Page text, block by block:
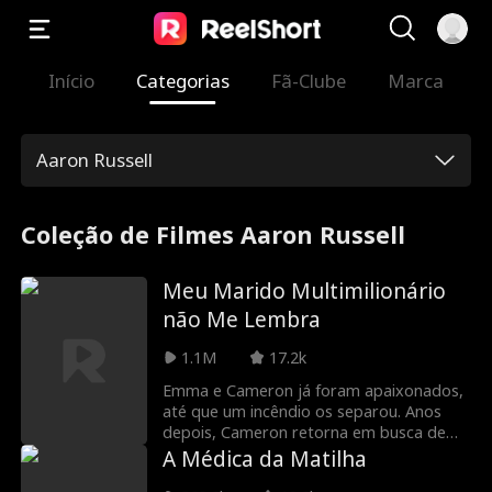
Início Categorias Fã-Clube Marca
Aaron Russell
Coleção de Filmes Aaron Russell
Meu Marido Multimilionário
não Me Lembra
1.1M
17.2k
Emma e Cameron já foram apaixonados,
até que um incêndio os separou. Anos
depois, Cameron retorna em busca de
vingança, acreditando que Emma o traiu.
A Médica da Matilha